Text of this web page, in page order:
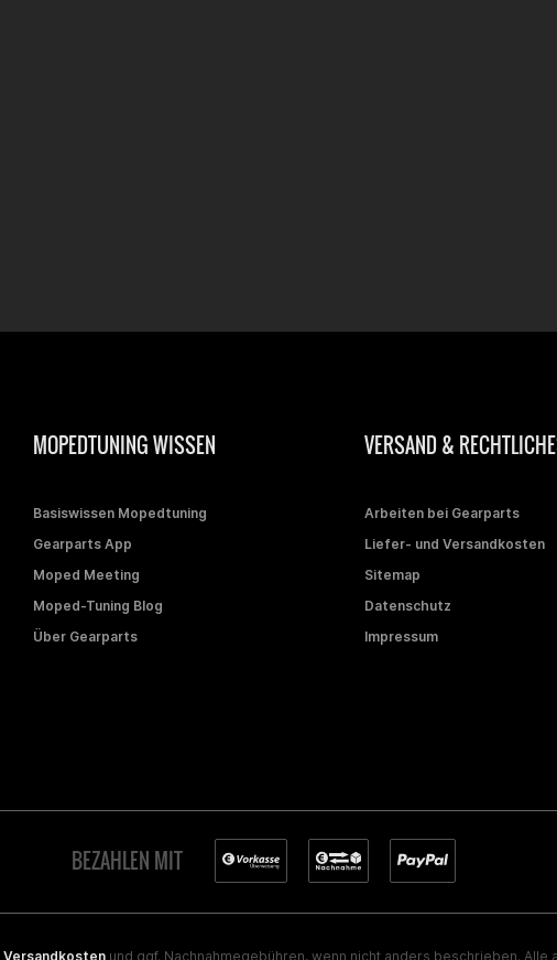
MOPEDTUNING WISSEN
Basiswissen Mopedtuning
Gearparts App
Moped Meeting
Moped-Tuning Blog
Über Gearparts
VERSAND &
Arbeiten bei Gearparts
Liefer- und Versandkosten
Sitemap
Datenschutz
Impressum
BEZAHLEN MIT
Versandkostenund ggf. Nachnahmegebühren, wenn nicht anders beschrieben.